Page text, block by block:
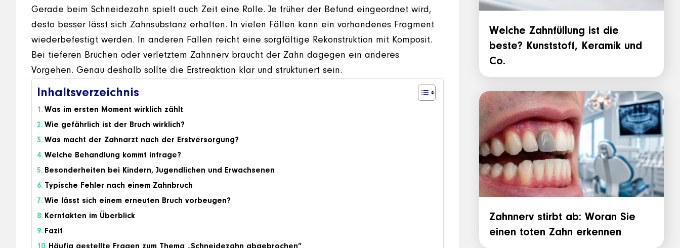
Gerade beim Schneidezahn spielt auch Zeit eine Rolle. Je früher der Befund eingeordnet wird,
desto besser lässt sich Zahnsubstanz erhalten. In vielen Fällen kann ein vorhandenes Fragment
wiederbefestigt werden. In anderen Fällen reicht eine sorgfältige Rekonstruktion mit Komposit.
Bei tieferen Brüchen oder verletztem Zahnnerv braucht der Zahn dagegen ein anderes
Vorgehen. Genau deshalb sollte die Erstreaktion klar und strukturiert sein.
Inhaltsverzeichnis
Was im ersten Moment wirklich zählt
Wie gefährlich ist der Bruch wirklich?
Was macht der Zahnarzt nach der Erstversorgung?
Welche Behandlung kommt infrage?
Besonderheiten bei Kindern, Jugendlichen und Erwachsenen
Typische Fehler nach einem Zahnbruch
Wie lässt sich einem erneuten Bruch vorbeugen?
Kernfakten im Überblick
Fazit
Häufig gestellte Fragen zum Thema „Schneidezahn abgebrochen“
Welche Zahnfüllung ist die
beste? Kunststoff, Keramik und
Co.
Zahnnerv stirbt ab: Woran Sie
einen toten Zahn erkennen